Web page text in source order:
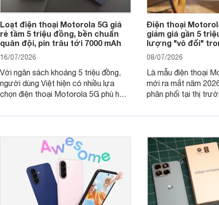
Loạt điện thoại Motorola 5G giá
rẻ tầm 5 triệu đồng, bền chuẩn
quân đội, pin trâu tới 7000 mAh
16/07/2026
Với ngân sách khoảng 5 triệu đồng,
người dùng Việt hiện có nhiều lựa
chọn điện thoại Motorola 5G phù hợp
Điện thoại
giảm giá gần 5
lượng "vô đối"
08/07/2026
Là mẫu điện thoại
mới ra mắt năm
phân phối tại thị
trình giảm giá hấp
thêm một lựa chọn
người dùng Việt.